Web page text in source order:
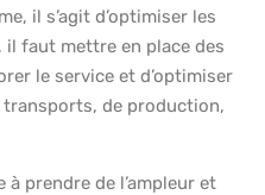
il s’agit d’optimiser les
faut mettre en place des
le service et d’optimiser
de production,
prendre de l’ampleur et